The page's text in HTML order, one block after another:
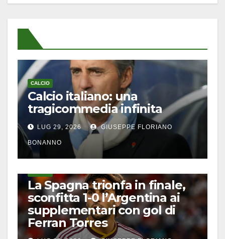
CALCIO
Calcio italiano: una
tragicommedia infinita
LUG 29, 2026 GIUSEPPE FLORIANO
BONANNO
La Spagna trionfa in finale,
sconfitta 1-0 l’Argentina ai
supplementari con gol di
Ferran Torres